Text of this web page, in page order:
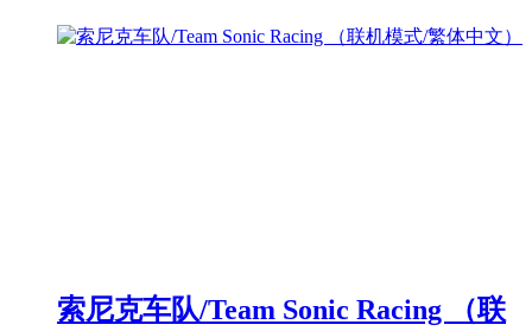
索尼克车队/Team Sonic Racing （联